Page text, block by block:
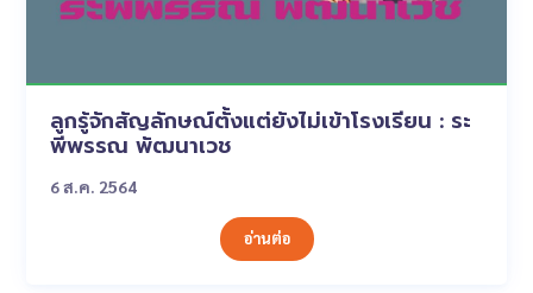
ลูกรู้จักสัญลักษณ์ตั้งแต่ยังไม่เข้าโรงเรียน : ระ
พีพรรณ พัฒนาเวช
6 ส.ค. 2564
อ่านต่อ